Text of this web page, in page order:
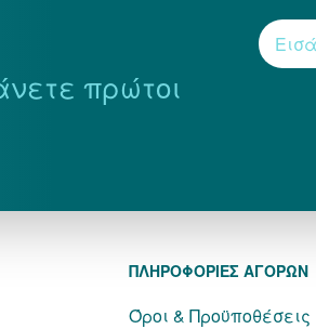
πρώτοι
ΠΛΗΡΟΦΟΡΙΕΣ ΑΓΟΡΩΝ
Όροι & Προϋποθέσεις